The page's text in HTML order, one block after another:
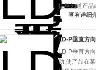
提早知道产品
查看详细
LD-P垂直方
LD-P垂直方
动,使产品在